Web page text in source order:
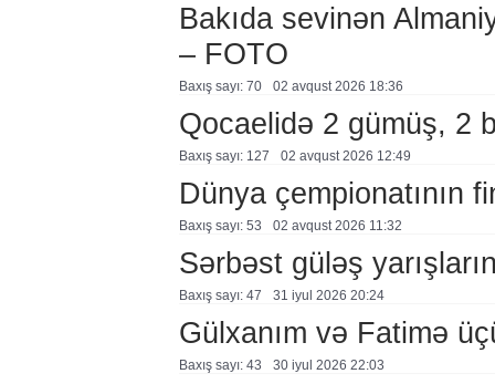
Bakıda sevinən
– FOTO
Baxış sayı: 70 02 avqust 2026 18:36
Qocaelidə 2 gümüş, 2
Baxış sayı: 127 02 avqust 2026 12:49
Dünya çempionatının
Baxış sayı: 53 02 avqust 2026 11:32
Sərbəst güləş
Baxış sayı: 47 31 i̇yul 2026 20:24
Gülxanım və Fatimə
Baxış sayı: 43 30 i̇yul 2026 22:03